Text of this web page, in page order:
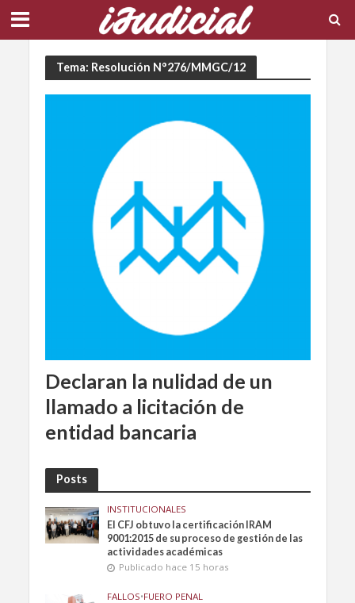
Tema: Resolución N°276/MMGC/12
Declaran la nulidad de un
llamado a licitación de
entidad bancaria
Posts
INSTITUCIONALES
El CFJ obtuvo la certificación IRAM
9001:2015 de su proceso de gestión de las
actividades académicas
Publicado hace 15 horas
FALLOS•FUERO PENAL